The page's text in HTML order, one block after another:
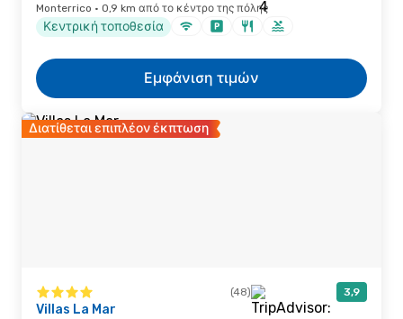
Monterrico · 0,9 km από το κέντρο της πόλης
Κεντρική τοποθεσία
Εμφάνιση τιμών
Διατίθεται επιπλέον έκπτωση
(48) 3,9
Villas La Mar